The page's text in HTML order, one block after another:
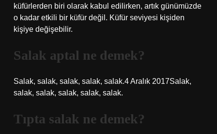
küfürlerden biri olarak kabul edilirken, artık günümüzde
o kadar etkili bir küfür değil. Küfür seviyesi kişiden
kişiye değişebilir.
Salak aptal ne demek?
Salak, salak, salak, salak, salak.4 Aralık 2017Salak,
salak, salak, salak, salak, salak.
Tıpta salak ne demek?